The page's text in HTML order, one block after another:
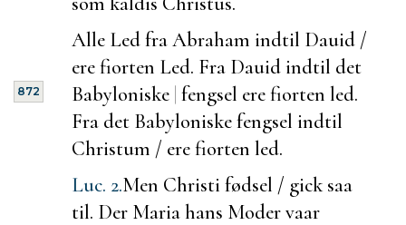
Alle Led fra Abraham indtil Dauid /
ere fiorten Led. Fra Dauid indtil det
Babyloniske |
872
fengsel ere fiorten led.
Fra det Babyloniske fengsel indtil
Christum / ere fiorten led.
Luc. 2.Men Christi fødsel / gick saa
til. Der Maria hans Moder vaar